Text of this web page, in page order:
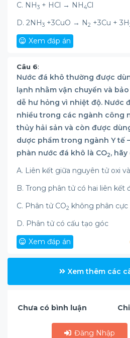
C. NH3 + HCl → NH4Cl
D. 2NH3 +3CuO → N2 +3Cu + 3H
Xem đáp án
Câu 6:
Nước đá khô thường được
lạnh nhằm vận chuyển và
dễ hư hỏng vì nhiệt độ. Nước
nhiều trong các ngành công
thủy hải sản và còn được
dược phẩm trong ngành Y tế
phàn nước đá khô là CO2,
A. Liên kết giữa nguyên tử oxi
B. Trong phân tử có hai liên kết
C. Phân tử CO2 không phân cực
D. Phân tử có cấu tạo góc
Xem đáp án
Xem thêm các
Chưa có bình luận
Đăng Nhập